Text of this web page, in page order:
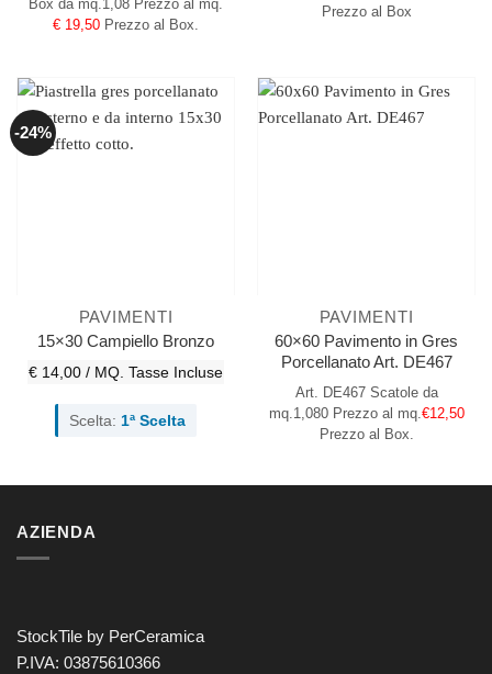
Box da mq.1,08 Prezzo al mq.
€ 19,50 Prezzo al Box.
Prezzo al Box
-24%
PAVIMENTI
15×30 Campiello Bronzo
€ 14,00 / MQ. Tasse Incluse
Scelta: 1ª Scelta
PAVIMENTI
60×60 Pavimento in Gres
Porcellanato Art. DE467
Art. DE467 Scatole da
mq.1,080 Prezzo al mq. €12,50
Prezzo al Box.
AZIENDA
StockTile by PerCeramica
P.IVA: 03875610366